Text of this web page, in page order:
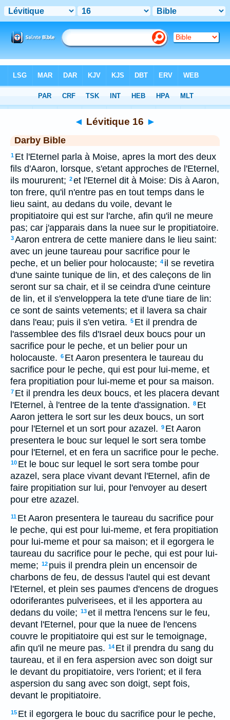
> Lévitique 16
◄ Lévitique 16 ►
Darby Bible
1 Et l'Eternel parla à Moise, apres la mort des deux
fils d'Aaron, lorsque, s'etant approches de l'Eternel,
ils moururent; 2et l'Eternel dit à Moise: Dis à Aaron,
ton frere, qu'il n'entre pas en tout temps dans le
lieu saint, au dedans du voile, devant le
propitiatoire qui est sur l'arche, afin qu'il ne meure
pas; car j'apparais dans la nuee sur le propitiatoire.
3Aaron entrera de cette maniere dans le lieu saint:
avec un jeune taureau pour sacrifice pour le
peche, et un belier pour holocauste; 4 il se revetira
d'une sainte tunique de lin, et des caleçons de lin
seront sur sa chair, et il se ceindra d'une ceinture
de lin, et il s'enveloppera la tete d'une tiare de lin:
ce sont de saints vetements; et il lavera sa chair
dans l'eau; puis il s'en vetira. 5 Et il prendra de
l'assemblee des fils d'Israel deux boucs pour un
sacrifice pour le peche, et un belier pour un
holocauste. 6 Et Aaron presentera le taureau du
sacrifice pour le peche, qui est pour lui-meme, et
fera propitiation pour lui-meme et pour sa maison.
7 Et il prendra les deux boucs, et les placera devant
l'Eternel, à l'entree de la tente d'assignation. 8 Et
Aaron jettera le sort sur les deux boucs, un sort
pour l'Eternel et un sort pour azazel. 9 Et Aaron
presentera le bouc sur lequel le sort sera tombe
pour l'Eternel, et en fera un sacrifice pour le peche.
10 Et le bouc sur lequel le sort sera tombe pour
azazel, sera place vivant devant l'Eternel, afin de
faire propitiation sur lui, pour l'envoyer au desert
pour etre azazel.
11 Et Aaron presentera le taureau du sacrifice pour
le peche, qui est pour lui-meme, et fera propitiation
pour lui-meme et pour sa maison; et il egorgera le
taureau du sacrifice pour le peche, qui est pour lui-
meme; 12 puis il prendra plein un encensoir de
charbons de feu, de dessus l'autel qui est devant
l'Eternel, et plein ses paumes d'encens de drogues
odoriferantes pulverisees, et il les apportera au
dedans du voile; 13et il mettra l'encens sur le feu,
devant l'Eternel, pour que la nuee de l'encens
couvre le propitiatoire qui est sur le temoignage,
afin qu'il ne meure pas. 14 Et il prendra du sang du
taureau, et il en fera aspersion avec son doigt sur
le devant du propitiatoire, vers l'orient; et il fera
aspersion du sang avec son doigt, sept fois,
devant le propitiatoire.
15 Et il egorgera le bouc du sacrifice pour le peche,